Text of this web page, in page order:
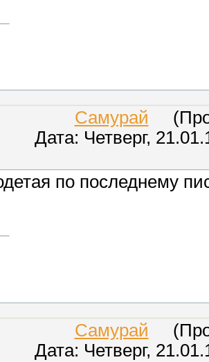
Самурай
Дата: Четверг,
по последнему
Самурай
Дата: Четверг,